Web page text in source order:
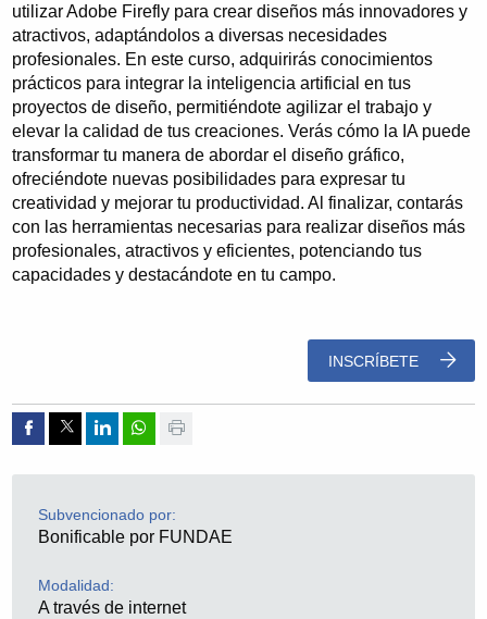
utilizar Adobe Firefly para crear diseños más innovadores y
atractivos, adaptándolos a diversas necesidades
profesionales. En este curso, adquirirás conocimientos
prácticos para integrar la inteligencia artificial en tus
proyectos de diseño, permitiéndote agilizar el trabajo y
elevar la calidad de tus creaciones. Verás cómo la IA puede
transformar tu manera de abordar el diseño gráfico,
ofreciéndote nuevas posibilidades para expresar tu
creatividad y mejorar tu productividad. Al finalizar, contarás
con las herramientas necesarias para realizar diseños más
profesionales, atractivos y eficientes, potenciando tus
capacidades y destacándote en tu campo.
INSCRÍBETE
Compartir por Facebook
Compartir por Twitter
Compartir por Linkedin
Compartir por whatsapp
Imprimir
Subvencionado por:
Bonificable por FUNDAE
Modalidad:
A través de internet